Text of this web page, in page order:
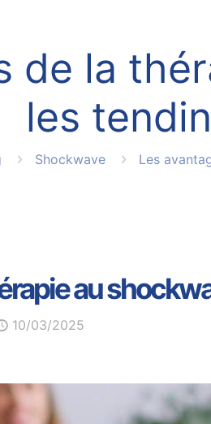
de la
les
Shockwave Les
au
10/03/2025